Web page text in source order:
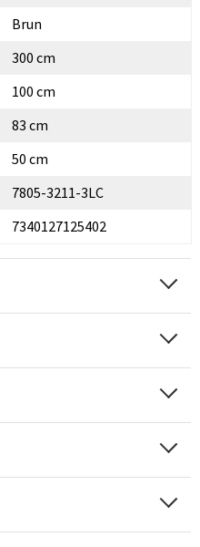
Brun
300 cm
100 cm
83 cm
50 cm
7805-3211-3LC
7340127125402